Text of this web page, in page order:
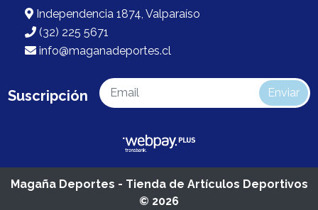
Independencia 1874, Valparaíso
(32) 225 5671
info@maganadeportes.cl
Suscripción Enviar
Magaña Deportes - Tienda de Artículos Deportivos
© 2026